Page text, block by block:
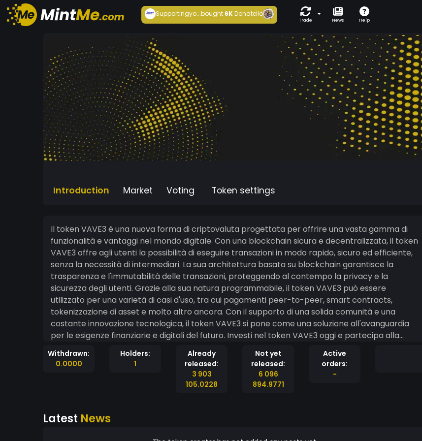
Supportingyo...bought6KDonatello
Trade News Help
Introduction Market Voting Token settings
Il token VAVE3 è una nuova forma di criptovaluta progettata per offrire una vasta gamma di
funzionalità e vantaggi nel mondo digitale. Con una blockchain sicura e decentralizzata, il token
VAVE3 offre agli utenti la possibilità di eseguire transazioni in modo rapido, sicuro ed efficiente,
senza la necessità di intermediari. La sua architettura basata su blockchain garantisce la
trasparenza e l'immutabilità delle transazioni, proteggendo al contempo la privacy e la
sicurezza degli utenti. Grazie alla sua natura programmabile, il token VAVE3 può essere
utilizzato per una varietà di casi d'uso, tra cui pagamenti peer-to-peer, smart contracts,
tokenizzazione di asset e molto altro ancora. Con il supporto di una solida comunità e una
costante innovazione tecnologica, il token VAVE3 si pone come una soluzione all'avanguardia
per le esigenze finanziarie e digitali del futuro. Investi nel token VAVE3 oggi e partecipa alla
rivoluzione della finanza decentralizzata!
Withdrawn:
0.0000
Holders:
1
Already
released:
3 903
105.0228
Not yet
released:
6 096
894.9771
Active
orders:
-
Latest News